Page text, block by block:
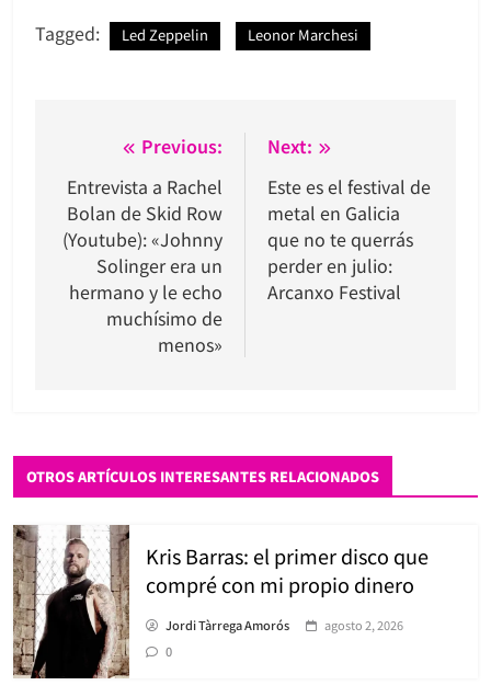
Tagged: Led Zeppelin Leonor Marchesi
Navegación
de
entradas
Previous:
Entrevista a Rachel
Bolan de Skid Row
(Youtube): «Johnny
Solinger era un
hermano y le echo
muchísimo de
menos»
Next:
Este es el festival de
metal en Galicia
que no te querrás
perder en julio:
Arcanxo Festival
OTROS ARTÍCULOS INTERESANTES RELACIONADOS
Kris Barras: el primer disco que
compré con mi propio dinero
Jordi Tàrrega Amorós
agosto 2, 2026
0